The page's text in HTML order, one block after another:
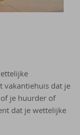
vakantiehuis dat je
je huurder of
dat je wettelijke